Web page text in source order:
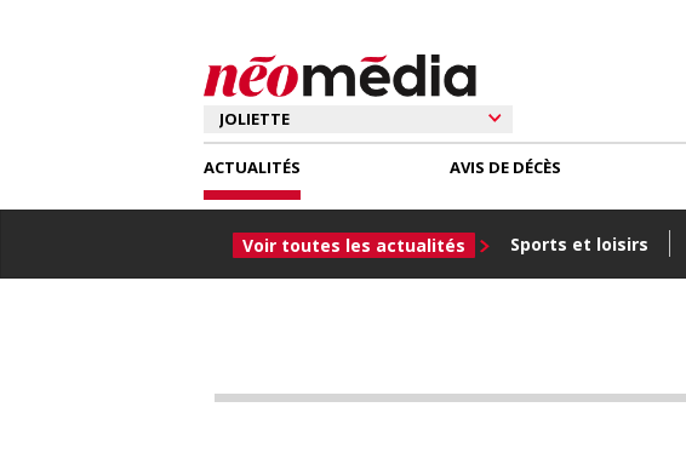
ACTUALITÉS
Voir toutes les actualités Sports et loisirs
AVIS DE DÉCÈS